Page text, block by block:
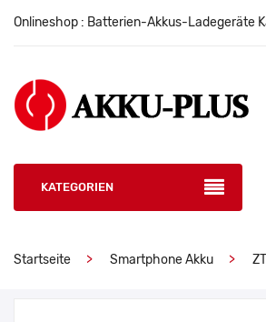
Onlineshop : Batterien-Akkus-Ladegeräte
KATEGORIEN
Startseite Smartphone Akku